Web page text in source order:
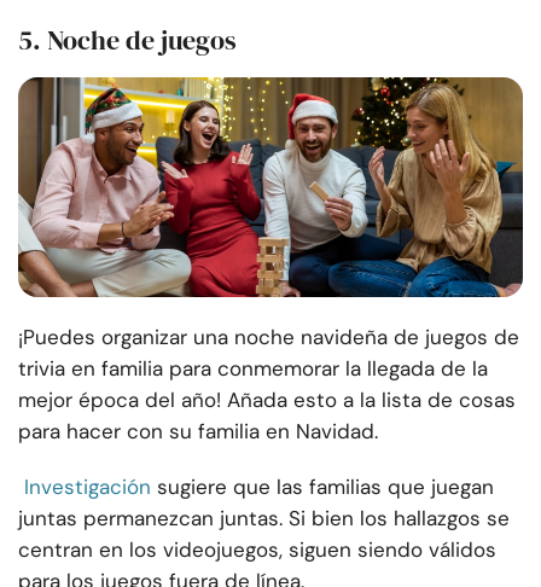
5. Noche de juegos
¡Puedes organizar una noche navideña de juegos de
trivia en familia para conmemorar la llegada de la
mejor época del año! Añada esto a la lista de cosas
para hacer con su familia en Navidad.
Investigación sugiere que las familias que juegan
juntas permanezcan juntas. Si bien los hallazgos se
centran en los videojuegos, siguen siendo válidos
para los juegos fuera de línea.